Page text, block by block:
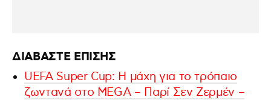
ΔΙΑΒΑΣΤΕ ΕΠΙΣΗΣ
UEFA Super Cup: Η μάχη για το τρόπαιο
ζωντανά στο MEGA – Παρί Σεν Ζερμέν –